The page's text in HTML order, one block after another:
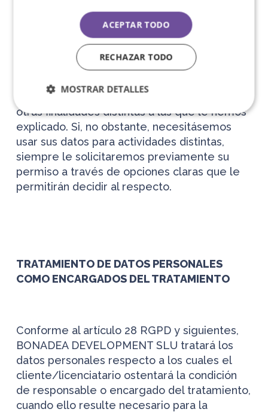
propio beneficio.
¿Usaremos sus datos para otros fines?
Nuestra política es no usar sus datos para
otras finalidades distintas a las que le hemos
explicado. Si, no obstante, necesitásemos
usar sus datos para actividades distintas,
siempre le solicitaremos previamente su
permiso a través de opciones claras que le
permitirán decidir al respecto.
TRATAMIENTO DE DATOS PERSONALES
COMO ENCARGADOS DELTRATAMIENTO
Conforme al artículo 28 RGPD y siguientes,
BONADEA DEVELOPMENT SLU tratará los
datos personales respecto a los cuales el
cliente/licenciatario ostentará la condición
de responsable o encargado del tratamiento,
cuando ello resulte necesario para la
ACEPTAR TODO
RECHAZAR TODO
MOSTRAR DETALLES